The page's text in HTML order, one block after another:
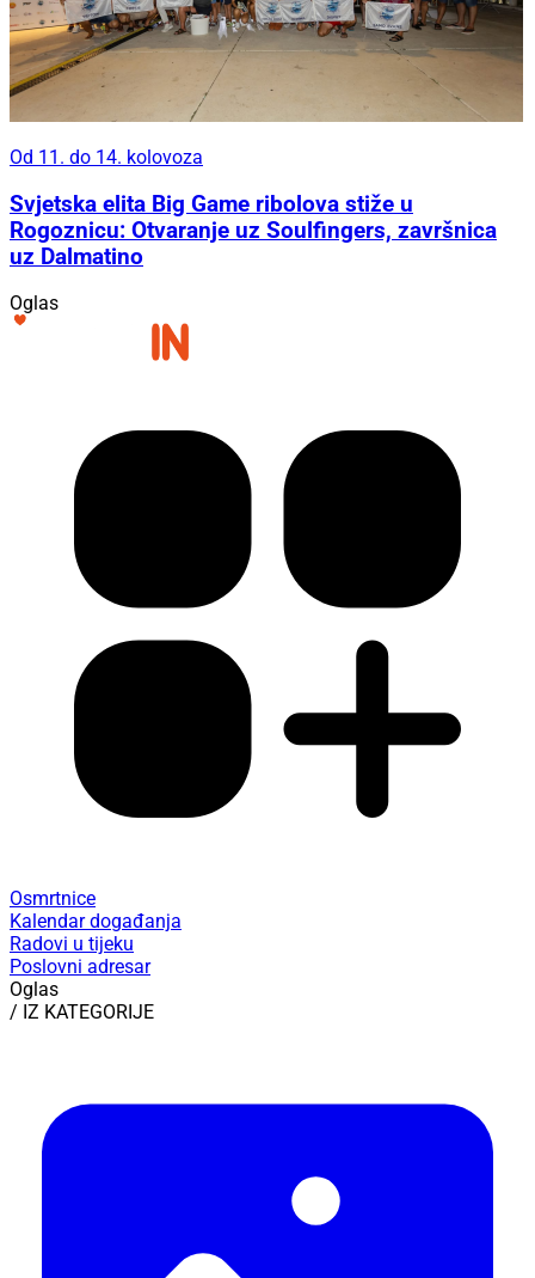
Od 11. do 14. kolovoza
Svjetska elita Big Game ribolova stiže u
Rogoznicu: Otvaranje uz Soulfingers, završnica
uz Dalmatino
Oglas
Osmrtnice
Kalendar događanja
Radovi u tijeku
Poslovni adresar
Oglas
/ IZ KATEGORIJE